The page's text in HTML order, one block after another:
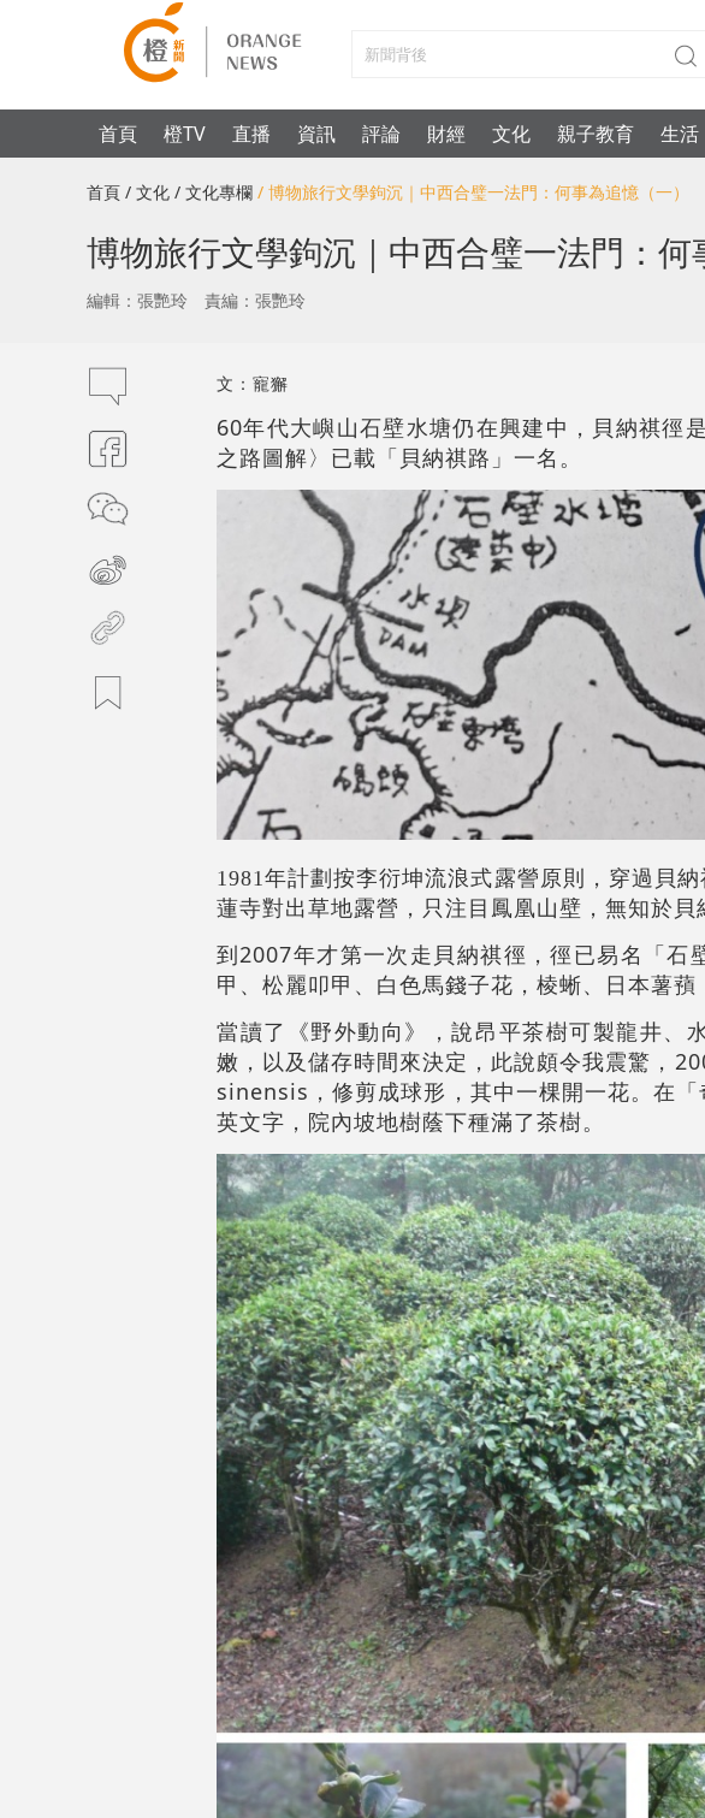
首頁 橙TV 直播 資訊 評論 財經 文化 親子教育 生活
首頁 / 文化 / 文化專欄 / 博物旅行文學鉤沉｜中西合璧一法門：何事為追憶（一）
博物旅行文學鉤沉｜中西合璧一法門：何
編輯：張艷玲 責編：張艷玲
文：寵獬
60年代大嶼山石壁水塘仍在興建中，貝納祺徑
之路圖解〉已載「貝納祺路」一名。
1981年計劃按李衍坤流浪式露謍原則，穿過貝
蓮寺對出草地露營，只注目鳳凰山壁，無知於貝
到 2007年才第一次走貝納祺徑，徑已易名「石
甲、松麗叩甲、白色馬錢子花，棱蜥、日本薯蕷
當讀了《野外動向》，說昂平茶樹可製龍井、
嫩，以及儲存時間來決定，此說頗令我震驚，
sinensis ，修剪成球形，其中一棵開一花。在
英文字，院內坡地樹蔭下種滿了茶樹。